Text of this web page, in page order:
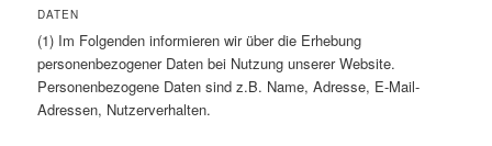
DATEN
(1) Im Folgenden informieren wir über die Erhebung
personenbezogener Daten bei Nutzung unserer Website.
Personenbezogene Daten sind z.B. Name, Adresse, E-Mail-
Adressen, Nutzerverhalten.